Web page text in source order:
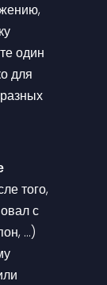
один
для
того,
с
…)